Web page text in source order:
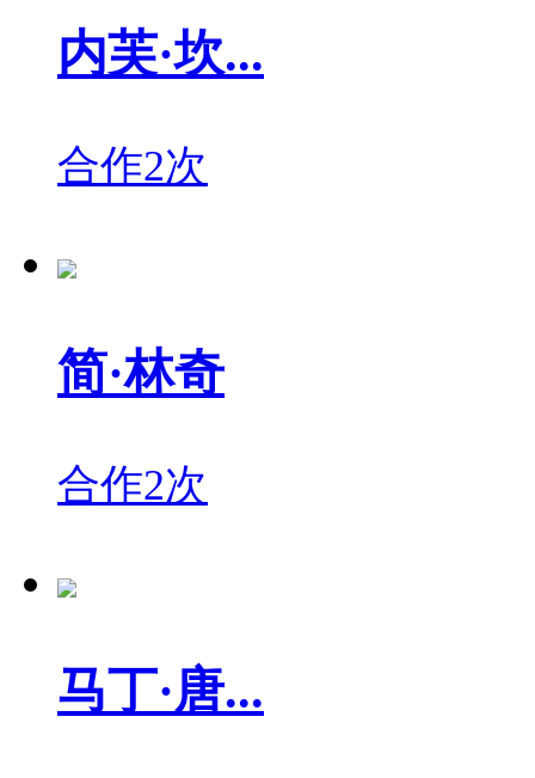
内芙·坎...
合作2次
简·林奇
合作2次
马丁·唐...